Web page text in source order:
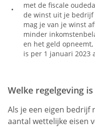
met de fiscale
de winst uit je bedrijf
mag je van je winst
minder
en het geld
is per 1 januari 2023
Welke regelgeving
Als je een eigen
aantal wettelijke eisen